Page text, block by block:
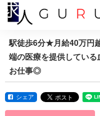
駅徒歩6分★月給40万円
端の医療を提供してい
お仕事◎
シェア